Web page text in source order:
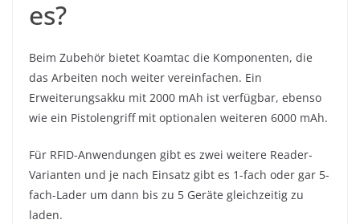
es?
Beim Zubehör bietet Koamtac die Komponenten, die
das Arbeiten noch weiter vereinfachen. Ein
Erweiterungsakku mit 2000 mAh ist verfügbar, ebenso
wie ein Pistolengriff mit optionalen weiteren 6000 mAh.
Für RFID-Anwendungen gibt es zwei weitere Reader-
Varianten und je nach Einsatz gibt es 1-fach oder gar 5-
fach-Lader um dann bis zu 5 Geräte gleichzeitig zu
laden.